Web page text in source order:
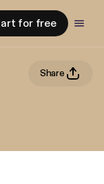
for free
Share